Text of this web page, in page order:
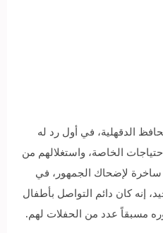
الدقهلية، في أول رد له
الخاصة، واستغلالهم من
لإضحاك الجمهور، في
إنه كان دائم التواصل بأطفال
مسبقاً عدد من الحفلات لهم.